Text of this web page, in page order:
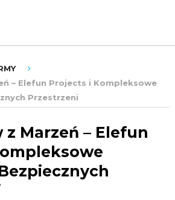
– Elefun Projects i Kompleksowe
Przestrzeni
z Marzeń – Elefun